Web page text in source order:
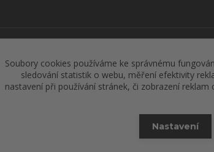
2026 ©
Vytvořeno na
Soubory cookies používáme ke správnému
sledování statistik o webu, měření efektivity
nastavení při používání stránek, či zobrazení
Nastavení